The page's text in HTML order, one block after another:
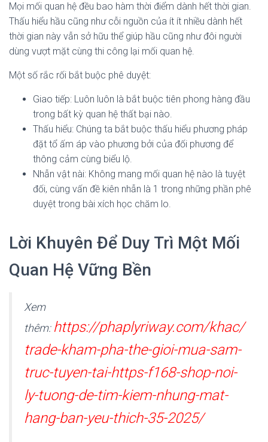
Mọi mối quan hệ đều bao hàm thời điểm dành hết thời gian.
Thấu hiểu hầu cũng như cỗi nguồn của ít ít nhiều dành hết
thời gian này vẫn sở hữu thể giúp hầu cũng như đôi người
dùng vượt mặt cùng thi công lại mối quan hệ.
Một số rắc rối bắt buộc phê duyệt:
Giao tiếp: Luôn luôn là bắt buộc tiên phong hàng đầu
trong bất kỳ quan hệ thất bại nào.
Thấu hiểu: Chúng ta bắt buộc thấu hiểu phương pháp
đặt tổ ấm áp vào phương bởi của đối phương để
thông cảm cùng biểu lộ.
Nhẫn vật nài: Không mang mối quan hệ nào là tuyệt
đối, cùng vấn đề kiên nhẫn là 1 trong những phần phê
duyệt trong bài xích học chăm lo.
Lời Khuyên Để Duy Trì Một Mối
Quan Hệ Vững Bền
Xem
thêm: https://phaplyriway.com/khac/
trade-kham-pha-the-gioi-mua-sam-
truc-tuyen-tai-https-f168-shop-noi-
ly-tuong-de-tim-kiem-nhung-mat-
hang-ban-yeu-thich-35-2025/